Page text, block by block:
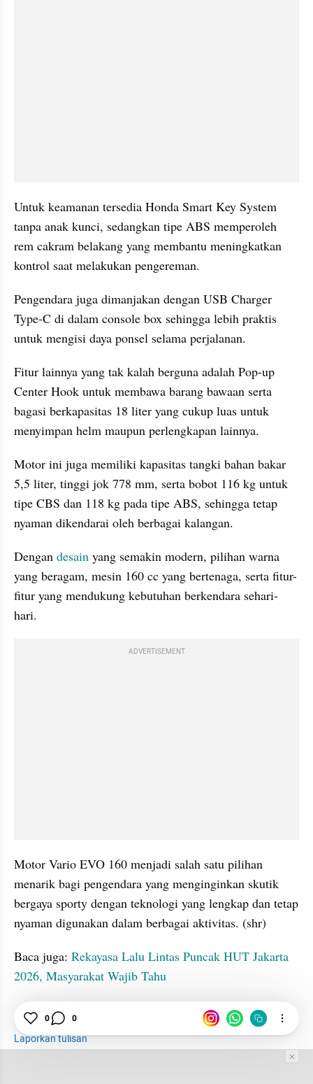
Untuk keamanan tersedia Honda Smart Key System
tanpa anak kunci, sedangkan tipe ABS memperoleh
rem cakram belakang yang membantu meningkatkan
kontrol saat melakukan pengereman.
Pengendara juga dimanjakan dengan USB Charger
Type-C di dalam console box sehingga lebih praktis
untuk mengisi daya ponsel selama perjalanan.
Fitur lainnya yang tak kalah berguna adalah Pop-up
Center Hook untuk membawa barang bawaan serta
bagasi berkapasitas 18 liter yang cukup luas untuk
menyimpan helm maupun perlengkapan lainnya.
Motor ini juga memiliki kapasitas tangki bahan bakar
5,5 liter, tinggi jok 778 mm, serta bobot 116 kg untuk
tipe CBS dan 118 kg pada tipe ABS, sehingga tetap
nyaman dikendarai oleh berbagai kalangan.
Dengan desain yang semakin modern, pilihan warna
yang beragam, mesin 160 cc yang bertenaga, serta fitur-
fitur yang mendukung kebutuhan berkendara sehari-
hari.
ADVERTISEMENT
Motor Vario EVO 160 menjadi salah satu pilihan
menarik bagi pengendara yang menginginkan skutik
bergaya sporty dengan teknologi yang lengkap dan tetap
nyaman digunakan dalam berbagai aktivitas. (shr)
Baca juga: Rekayasa Lalu Lintas Puncak HUT Jakarta
2026, Masyarakat Wajib Tahu
tatatax2 Motor
Desain
Laporkan tulisan
0 0